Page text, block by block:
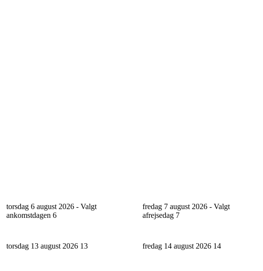
torsdag 6 august 2026 - Valgt
ankomstdagen 6
fredag 7 august 2026 - Valgt
afrejsedag 7
torsdag 13 august 2026 13 fredag 14 august 2026 14